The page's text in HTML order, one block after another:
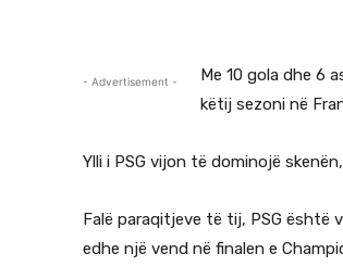
- Advertisement -
Me 10 gola dhe 6
këtij sezoni në
Ylli i PSG vijon të dominojë
Falë paraqitjeve të tij, PSG është
edhe një vend në finalen e